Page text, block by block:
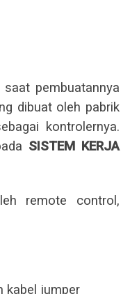
pembuatannya
dibuat oleh pabrik
kontrolernya.
SISTEM KERJA
remote control,
kabel jumper